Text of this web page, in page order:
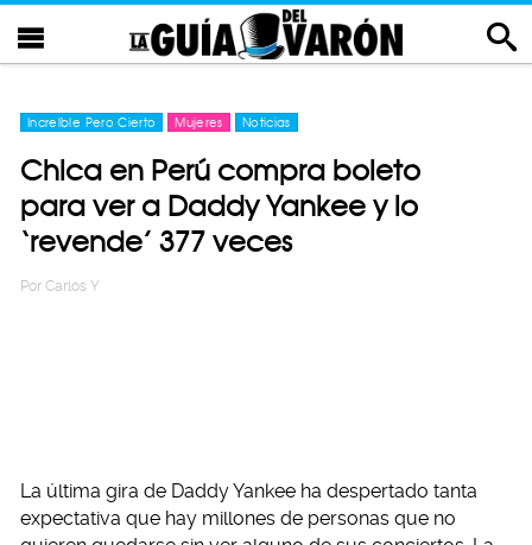
Increíble Pero Cierto Mujeres Noticias
Chica en Perú compra boleto
para ver a Daddy Yankee y lo
‘revende’ 377 veces
Por Carlos Y
La última gira de Daddy Yankee ha despertado tanta
expectativa que hay millones de personas que no